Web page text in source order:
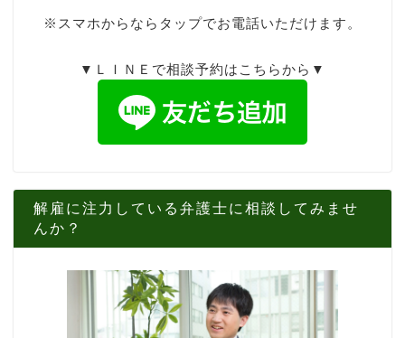
※スマホからならタップでお電話いただけます。
▼ＬＩＮＥで相談予約はこちらから▼
解雇に注力している弁護士に相談してみませ
んか？